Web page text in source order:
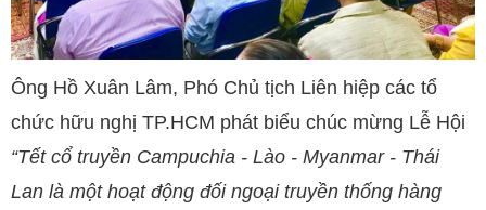
Ông Hồ Xuân Lâm, Phó Chủ tịch Liên hiệp các tổ
chức hữu nghị TP.HCM phát biểu chúc mừng Lễ Hội
“Tết cổ truyền Campuchia - Lào - Myanmar - Thái
Lan là một hoạt động đối ngoại truyền thống hàng